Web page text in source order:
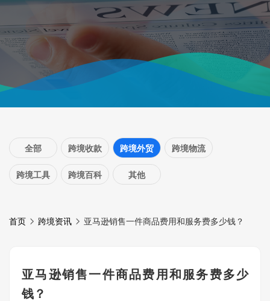
全部 跨境收款 跨境外贸 跨境物流
跨境工具 跨境百科 其他
首页 跨境资讯 亚马逊销售一件商品费用和服务费多少钱？
亚马逊销售一件商品费用和服务费多少
钱？